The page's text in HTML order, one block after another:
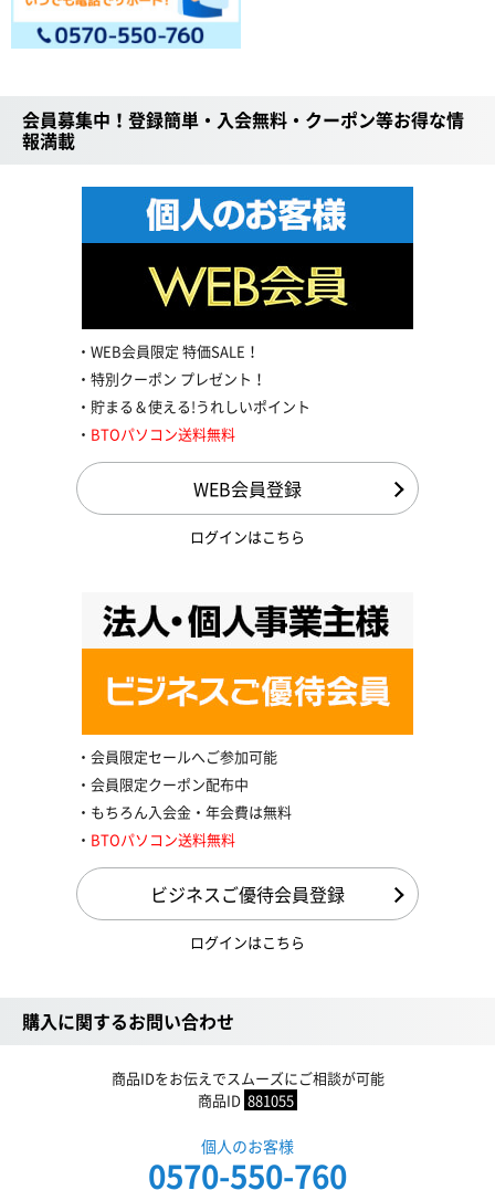
会員募集中！登録簡単・入会無料・クーポン等お得な情
報満載
WEB会員限定 特価SALE！
特別クーポン プレゼント！
貯まる＆使える!うれしいポイント
BTOパソコン送料無料
WEB会員登録
ログインはこちら
会員限定セールへご参加可能
会員限定クーポン配布中
もちろん入会金・年会費は無料
BTOパソコン送料無料
ビジネスご優待会員登録
ログインはこちら
購入に関するお問い合わせ
商品IDをお伝えでスムーズにご相談が可能
商品ID 881055
個人のお客様
0570-550-760